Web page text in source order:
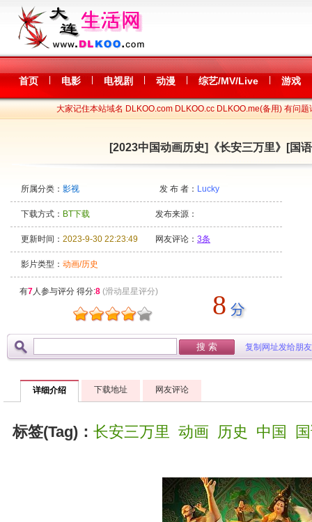
首页 电影 电视剧 动漫 综艺/MV/Live 游戏
大家记住本站域名 DLKOO.com DLKOO.cc DLKOO.me(备用) 有问题
[2023中国动画历史]《长安三万里》[国
所属分类： 影视 发 布 者： Lucky
下载方式： BT下载 发布来源：
更新时间： 2023-9-30 22:23:49 网友评论： 3条
影片类型： 动画/历史
有7人参与评分 得分:8 (滑动星星评分) 8
复制网址发给朋友
详细介绍 下载地址 网友评论
标签(Tag)： 长安三万里 动画 历史 中国